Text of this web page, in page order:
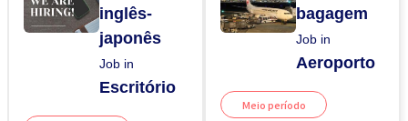
inglês-
japonês
Job in
Escritório
bagagem
Job in
Aeroporto
Meio período